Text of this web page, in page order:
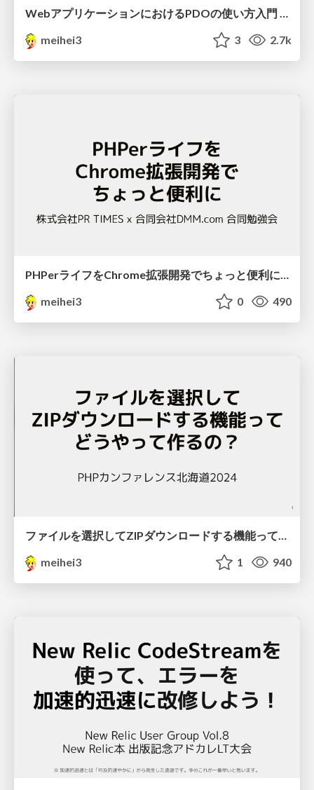
WebアプリケーションにおけるPDOの使い方入門 / phpcon odawara 2024
meihei3
3 2.7k
PHPerライフをChrome拡張開発でちょっと便利に / PR TIMES x DMM.com
meihei3
0 490
ファイルを選択してZIPダウンロードする機能ってどうやって作るの？ / phpcondo 2023
meihei3
1 940